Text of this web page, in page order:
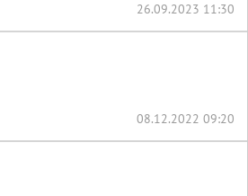
26.09.2023 11:30
08.12.2022 09:20